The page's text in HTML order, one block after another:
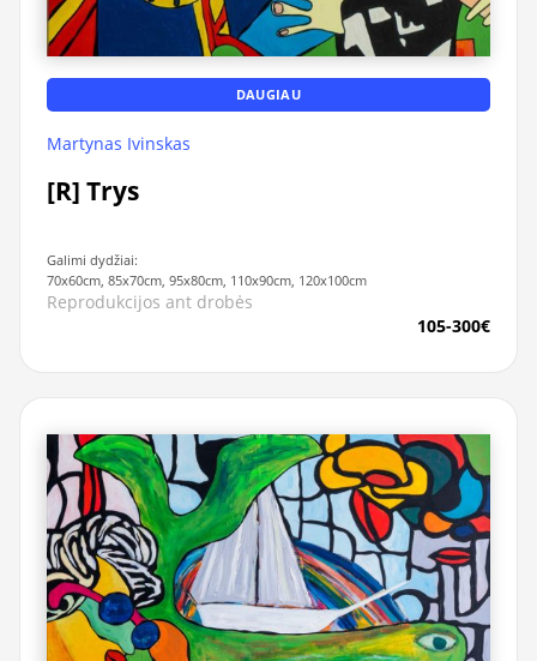
DAUGIAU
Martynas Ivinskas
[R] Trys
Galimi dydžiai:
70x60cm, 85x70cm, 95x80cm, 110x90cm, 120x100cm
Reprodukcijos ant drobės
105-300€